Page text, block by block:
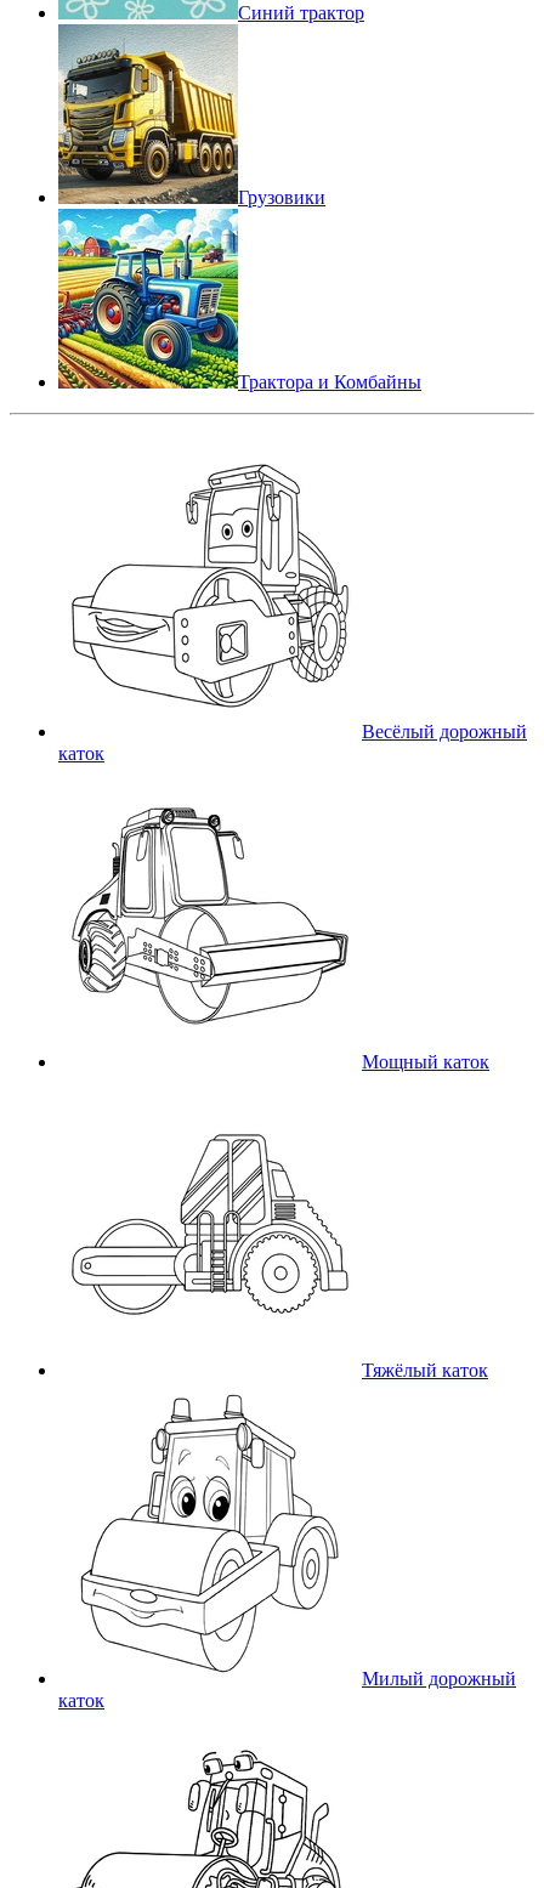
Синий трактор
Грузовики
Трактора и Комбайны
Весёлый дорожный
каток
Мощный каток
Тяжёлый каток
Милый дорожный
каток